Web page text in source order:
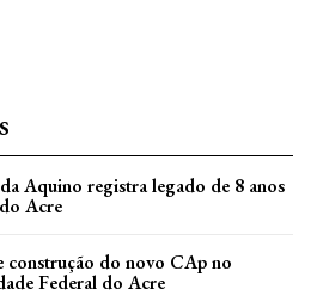
Aquino registra legado de 8 anos
Acre
construção do novo CAp no
Federal do Acre